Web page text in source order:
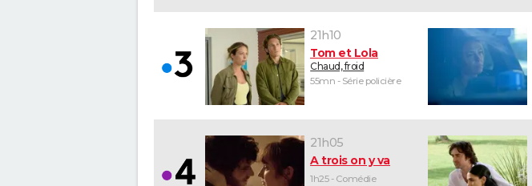
21h10
Tom et Lola
Chaud, froid
55mn - Série policière
21h05
A trois on y va
1h25 - Comédie